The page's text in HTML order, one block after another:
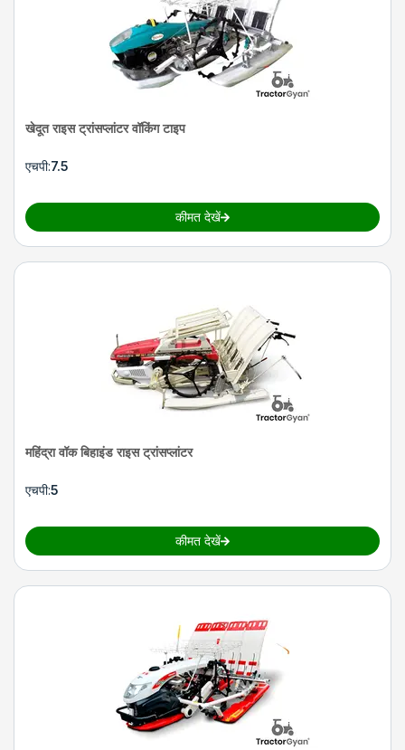
खेदूत राइस ट्रांसप्लांटर वॉकिंग टाइप
एचपी:7.5
कीमत देखें
महिंद्रा वॉक बिहाइंड राइस ट्रांसप्लांटर
एचपी:5
कीमत देखें